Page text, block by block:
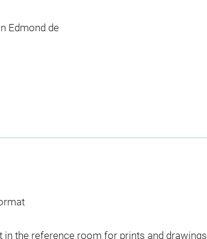
Edmond de
the reference room for prints and drawings